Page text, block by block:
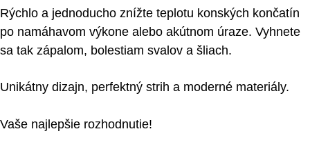
Rýchlo a jednoducho znížte teplotu konských končatín
po namáhavom výkone alebo akútnom úraze. Vyhnete
sa tak zápalom, bolestiam svalov a šliach.
Unikátny dizajn, perfektný strih a moderné materiály.
Vaše najlepšie rozhodnutie!